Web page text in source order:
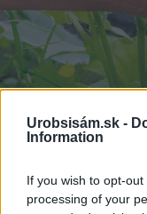
Urobsisám.sk -
Information
If you wish to opt-
processing of your